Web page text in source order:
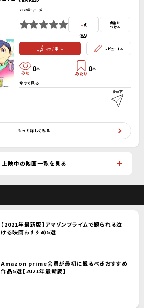
2025年・アニメ
- 点
(0人）
点数を
つける
マッチ率 - レビューする
0人 0人
今すぐ見る
もっと詳しくみる
上映中の映画一覧を見る
【2021年最新版】アマゾンプライムで観られる泣
ける映画おすすめ5選
Amazon prime会員が最初に観るべきおすすめ
作品5選【2021年最新版】